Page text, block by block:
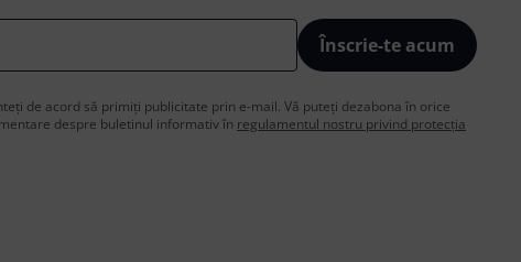
Înscrie-te acum
de acord să primiți publicitate prin e-mail. Vă puteți dezabona în orice
despre buletinul informativ în regulamentul nostru privind protecția